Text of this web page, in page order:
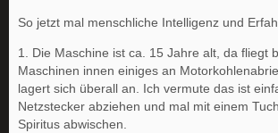
So jetzt mal menschliche Intelligenz und
1. Die Maschine ist ca. 15 Jahre alt, da fliegt
Maschinen innen einiges an
lagert sich überall an. Ich vermute das ist
Netzstecker abziehen und mal mit einem
Spiritus abwischen.